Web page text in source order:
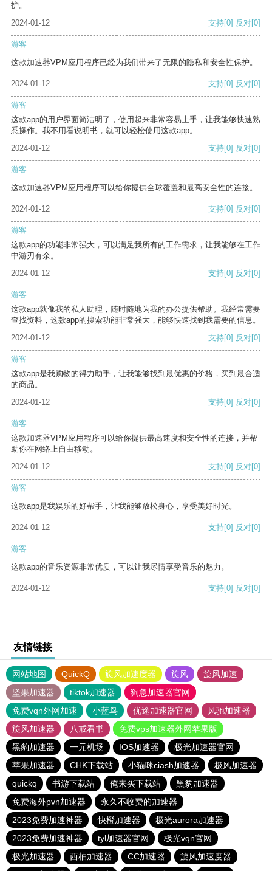
护。
2024-01-12
支持[0] 反对[0]
游客
这款加速器VPM应用程序已经为我们带来了无限的隐私和安全性保护。
2024-01-12 支持[0] 反对[0]
游客
这款app的用户界面简洁明了，使用起来非常容易上手，让我能够快速熟
悉操作。我不用看说明书，就可以轻松使用这款app。
2024-01-12
支持[0] 反对[0]
游客
这款加速器VPM应用程序可以给你提供全球覆盖和最高安全性的连接。
2024-01-12 支持[0] 反对[0]
游客
这款app的功能非常强大，可以满足我所有的工作需求，让我能够在工作
中游刃有余。
2024-01-12
支持[0] 反对[0]
游客
这款app就像我的私人助理，随时随地为我的办公提供帮助。我经常需要
查找资料，这款app的搜索功能非常强大，能够快速找到我需要的信息。
2024-01-12
支持[0] 反对[0]
游客
这款app是我购物的得力助手，让我能够找到最优惠的价格，买到最合适
的商品。
2024-01-12
支持[0] 反对[0]
游客
这款加速器VPM应用程序可以给你提供最高速度和安全性的连接，并帮
助你在网络上自由移动。
2024-01-12
支持[0] 反对[0]
游客
这款app是我娱乐的好帮手，让我能够放松身心，享受美好时光。
2024-01-12 支持[0] 反对[0]
游客
这款app的音乐资源非常优质，可以让我尽情享受音乐的魅力。
2024-01-12 支持[0] 反对[0]
友情链接
网站地图 QuickQ 旋风加速度器 旋风
旋风加速
坚果加速器
tiktok加速器
狗急加速器官网
免费vqn外网加速
小蓝鸟 优途加速器官网
风驰加速器
旋风加速器
八戒看书
免费vps加速器外网苹果版
黑豹加速器
一元机场 IOS加速器
极光加速器官网
苹果加速器
CHK下载站 小猫咪ciash加速器
极风加速器
quickq
书游下载站 俺来买下载站
黑豹加速器
免费海外pvn加速器
永久不收费的加速器
2023免费加速神器
快橙加速器
极光aurora加速器
2023免费加速神器
tyl加速器官网
极光vqn官网
极光加速器
西柚加速器 CC加速器
旋风加速度器